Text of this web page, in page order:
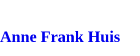
Anne Frank Huis